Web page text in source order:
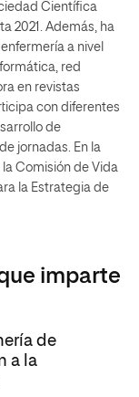
Científica
2021. Además, ha
a nivel
red
en revistas
con diferentes
de
jornadas. En la
Comisión de Vida
la Estrategia de
imparte
de
a la